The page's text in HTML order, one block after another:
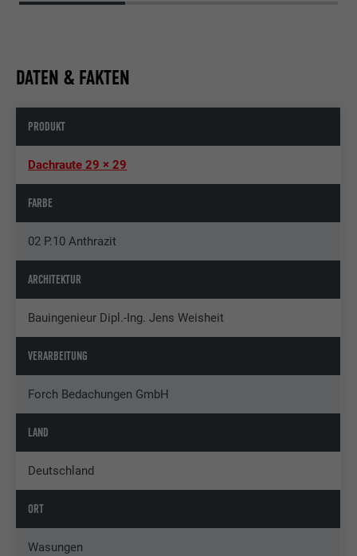
DATEN & FAKTEN
PRODUKT
Dachraute 29 × 29
FARBE
02 P.10 Anthrazit
ARCHITEKTUR
Bauingenieur Dipl.-Ing. Jens Weisheit
VERARBEITUNG
Forch Bedachungen GmbH
LAND
Deutschland
ORT
Wasungen